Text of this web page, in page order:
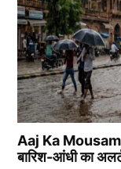
Aaj Ka Mousam
बारिश-आंधी का